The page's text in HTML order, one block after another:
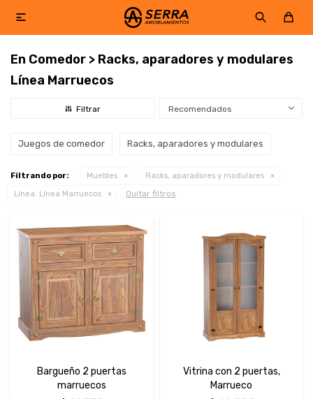

En Comedor > Racks, aparadores y modulares
Línea Marruecos
Recomendados
Juegos de comedor Racks, aparadores y modulares
Filtrando por: Muebles
Racks, aparadores y modulares
Línea: Línea Marruecos Quitar filtros
Bargueño 2 puertas
marruecos
Vitrina con 2 puertas,
Marrueco